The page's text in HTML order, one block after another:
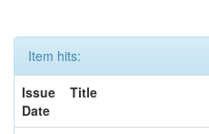
Item hits:
Issue
Date
Title